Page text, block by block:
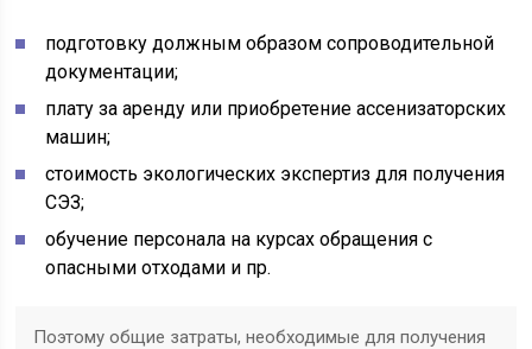
подготовку должным образом сопроводительной
документации;
плату за аренду или приобретение ассенизаторских
машин;
стоимость экологических экспертиз для получения
СЭЗ;
обучение персонала на курсах обращения с
опасными отходами и пр.
Поэтому общие затраты, необходимые для получения